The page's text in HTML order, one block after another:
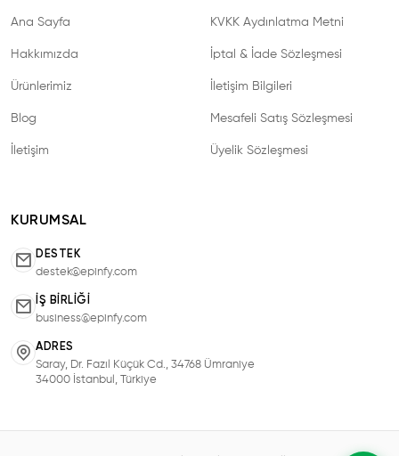
Ana Sayfa
Hakkımızda
Ürünlerimiz
Blog
İletişim
KVKK Aydınlatma Metni
İptal & İade Sözleşmesi
İletişim Bilgileri
Mesafeli Satış Sözleşmesi
Üyelik Sözleşmesi
KURUMSAL
DESTEK
destek@epinfy.com
İŞ BIRLIĞI
business@epinfy.com
ADRES
Saray, Dr. Fazıl Küçük Cd., 34768 Ümraniye
34000 İstanbul, Türkiye